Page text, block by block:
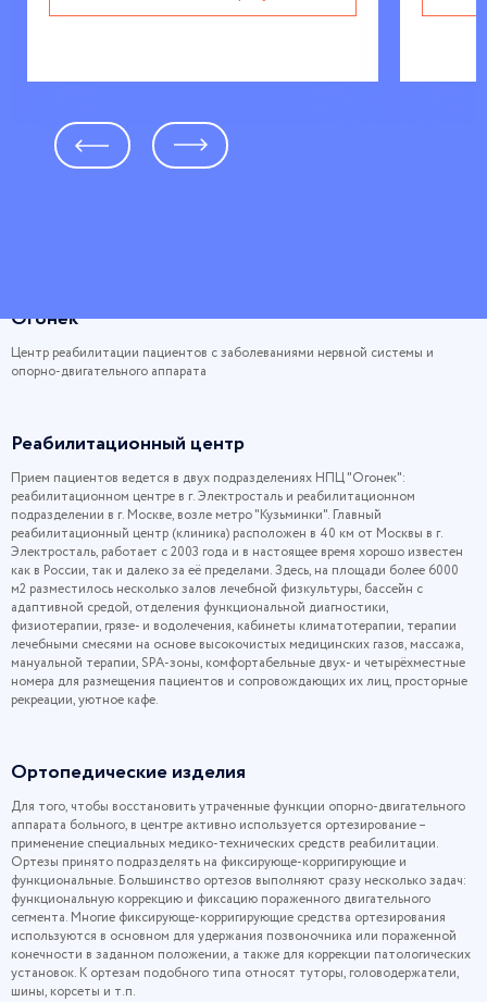
Огонёк
Центр реабилитации пациентов с заболеваниями нервной системы и
опорно-двигательного аппарата
Реабилитационный центр
Прием пациентов ведется в двух подразделениях НПЦ "Огонек":
реабилитационном центре в г. Электросталь и реабилитационном
подразделении в г. Москве, возле метро "Кузьминки". Главный
реабилитационный центр (клиника) расположен в 40 км от Москвы в г.
Электросталь, работает с 2003 года и в настоящее время хорошо известен
как в России, так и далеко за её пределами. Здесь, на площади более 6000
м2 разместилось несколько залов лечебной физкультуры, бассейн с
адаптивной средой, отделения функциональной диагностики,
физиотерапии, грязе- и водолечения, кабинеты климатотерапии, терапии
лечебными смесями на основе высокочистых медицинских газов, массажа,
мануальной терапии, SPA-зоны, комфортабельные двух- и четырёхместные
номера для размещения пациентов и сопровождающих их лиц, просторные
рекреации, уютное кафе.
Ортопедические изделия
Для того, чтобы восстановить утраченные функции опорно-двигательного
аппарата больного, в центре активно используется ортезирование –
применение специальных медико-технических средств реабилитации.
Ортезы принято подразделять на фиксирующе-корригирующие и
функциональные. Большинство ортезов выполняют сразу несколько задач:
функциональную коррекцию и фиксацию пораженного двигательного
сегмента. Многие фиксирующе-корригирующие средства ортезирования
используются в основном для удержания позвоночника или пораженной
конечности в заданном положении, а также для коррекции патологических
установок. К ортезам подобного типа относят туторы, головодержатели,
шины, корсеты и т.п.